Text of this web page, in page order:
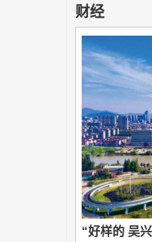
财经
“好样的 吴